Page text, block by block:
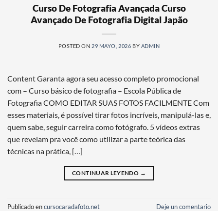
Curso De Fotografia Avançada Curso
Avançado De Fotografia Digital Japão
POSTED ON 29 MAYO, 2026 BY ADMIN
Content Garanta agora seu acesso completo promocional
com – Curso básico de fotografia – Escola Pública de
Fotografia COMO EDITAR SUAS FOTOS FACILMENTE Com
esses materiais, é possível tirar fotos incríveis, manipulá-las e,
quem sabe, seguir carreira como fotógrafo. 5 vídeos extras
que revelam pra você como utilizar a parte teórica das
técnicas na prática, […]
CONTINUAR LEYENDO →
Publicado encursocaradafoto.net Deje un comentario